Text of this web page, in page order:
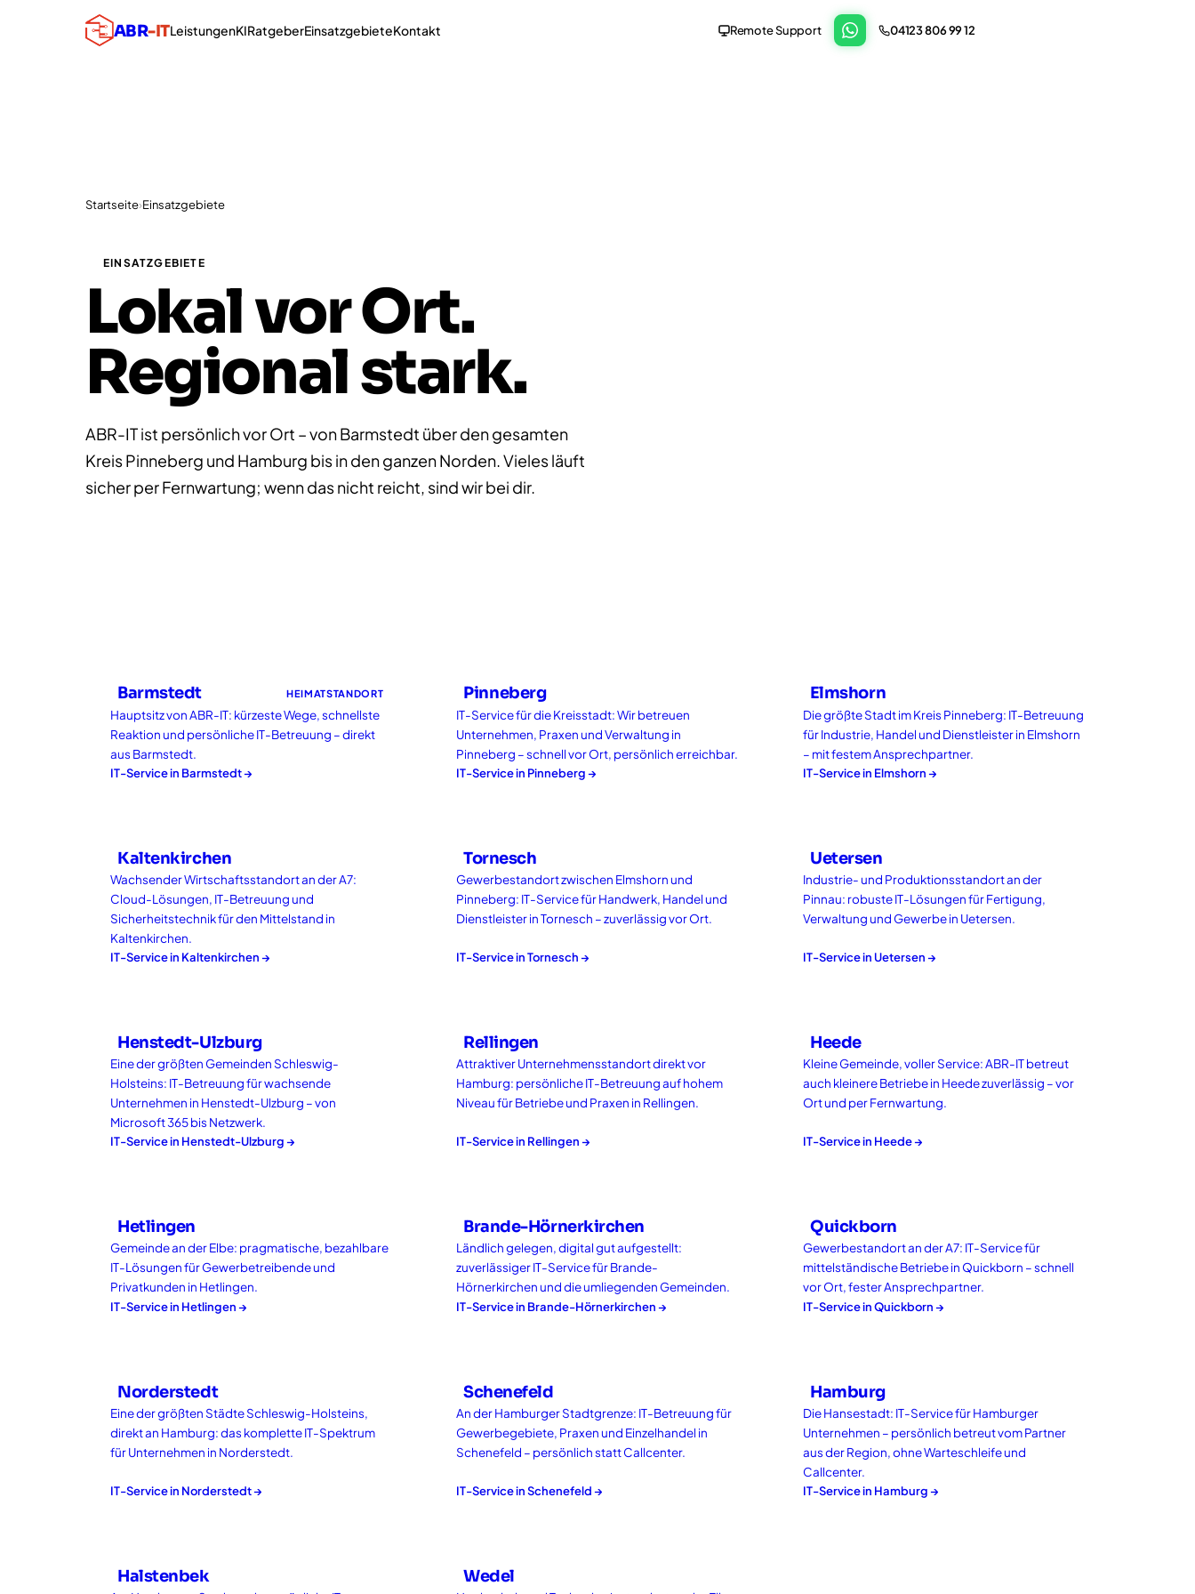
ABR-ITLeistungenKIRatgeberEinsatzgebieteKontakt Remote Support 04123 806 99 12
Startseite›Einsatzgebiete
EINSATZGEBIETE
Lokal vor Ort.
Regional stark.
ABR-IT ist persönlich vor Ort – von Barmstedt über den gesamten
Kreis Pinneberg und Hamburg bis in den ganzen Norden. Vieles läuft
sicher per Fernwartung; wenn das nicht reicht, sind wir bei dir.
Barmstedt HEIMATSTANDORT
Hauptsitz von ABR-IT: kürzeste Wege, schnellste
Reaktion und persönliche IT-Betreuung – direkt
aus Barmstedt.
IT-Service in Barmstedt→
Pinneberg
IT-Service für die Kreisstadt: Wir betreuen
Unternehmen, Praxen und Verwaltung in
Pinneberg – schnell vor Ort, persönlich erreichbar.
IT-Service in Pinneberg→
Elmshorn
Die größte Stadt im Kreis Pinneberg: IT-Betreuung
für Industrie, Handel und Dienstleister in Elmshorn
– mit festem Ansprechpartner.
IT-Service in Elmshorn→
Kaltenkirchen
Wachsender Wirtschaftsstandort an der A7:
Cloud-Lösungen, IT-Betreuung und
Sicherheitstechnik für den Mittelstand in
Kaltenkirchen.
IT-Service in Kaltenkirchen→
Tornesch
Gewerbestandort zwischen Elmshorn und
Pinneberg: IT-Service für Handwerk, Handel und
Dienstleister in Tornesch – zuverlässig vor Ort.
IT-Service inTornesch→
Uetersen
Industrie- und Produktionsstandort an der
Pinnau: robuste IT-Lösungen für Fertigung,
Verwaltung und Gewerbe in Uetersen.
IT-Service in Uetersen→
Henstedt-Ulzburg
Eine der größten Gemeinden Schleswig-
Holsteins: IT-Betreuung für wachsende
Unternehmen in Henstedt-Ulzburg – von
Microsoft 365 bis Netzwerk.
IT-Service in Henstedt-Ulzburg→
Rellingen
Attraktiver Unternehmensstandort direkt vor
Hamburg: persönliche IT-Betreuung auf hohem
Niveau für Betriebe und Praxen in Rellingen.
IT-Service in Rellingen→
Heede
Kleine Gemeinde, voller Service: ABR-IT betreut
auch kleinere Betriebe in Heede zuverlässig – vor
Ort und per Fernwartung.
IT-Service in Heede→
Hetlingen
Gemeinde an der Elbe: pragmatische, bezahlbare
IT-Lösungen für Gewerbetreibende und
Privatkunden in Hetlingen.
IT-Service in Hetlingen→
Brande-Hörnerkirchen
Ländlich gelegen, digital gut aufgestellt:
zuverlässiger IT-Service für Brande-
Hörnerkirchen und die umliegenden Gemeinden.
IT-Service in Brande-Hörnerkirchen→
Quickborn
Gewerbestandort an der A7: IT-Service für
mittelständische Betriebe in Quickborn – schnell
vor Ort, fester Ansprechpartner.
IT-Service inQuickborn→
Norderstedt
Eine der größten Städte Schleswig-Holsteins,
direkt an Hamburg: das komplette IT-Spektrum
für Unternehmen in Norderstedt.
IT-Service in Norderstedt→
Schenefeld
An der Hamburger Stadtgrenze: IT-Betreuung für
Gewerbegebiete, Praxen und Einzelhandel in
Schenefeld – persönlich statt Callcenter.
IT-Service inSchenefeld→
Hamburg
Die Hansestadt: IT-Service für Hamburger
Unternehmen – persönlich betreut vom Partner
aus der Region, ohne Warteschleife und
Callcenter.
IT-Service in Hamburg→
Halstenbek Wedel